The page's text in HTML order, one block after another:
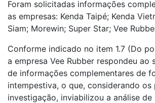
Foram solicitadas informações
as empresas: Kenda Taipé; Kenda
Siam; Morewin; Super Star; Vee
Conforme indicado no item 1.7 (Do
a empresa Vee Rubber respondeu ao
de informações complementares de
intempestiva, o que, considerando os
investigação, inviabilizou a análise de